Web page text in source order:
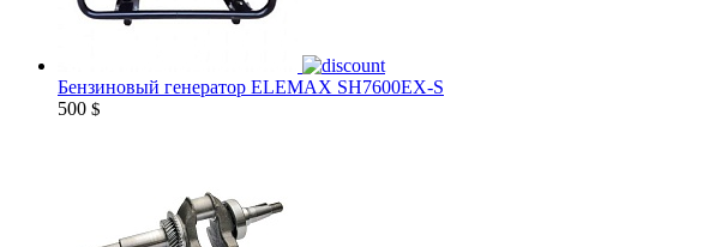
Бензиновый генератор ELEMAX SH7600EX-S
500 $